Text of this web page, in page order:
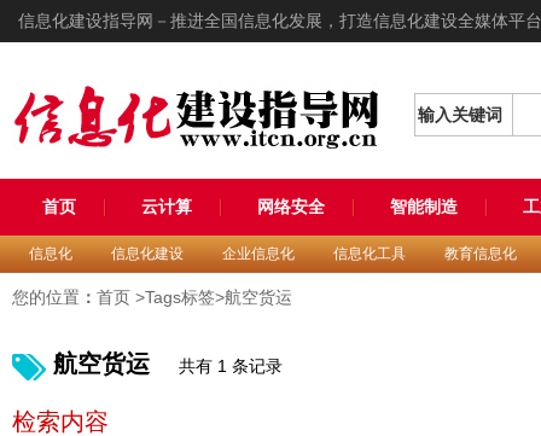
信息化建设指导网－推进全国信息化发展，打造信息化建设全媒体平台
输入关键词
首页 云计算 网络安全 智能制造
信息化 信息化建设 企业信息化 信息化工具 教育信息化
您的位置 ： 首页 >Tags标签>航空货运
航空货运 共有 1 条记录
检索内容